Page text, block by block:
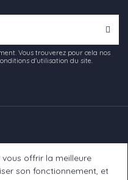
Vous trouverez pour cela nos
d'utilisation du site.
offrir la meilleure
son fonctionnement, et